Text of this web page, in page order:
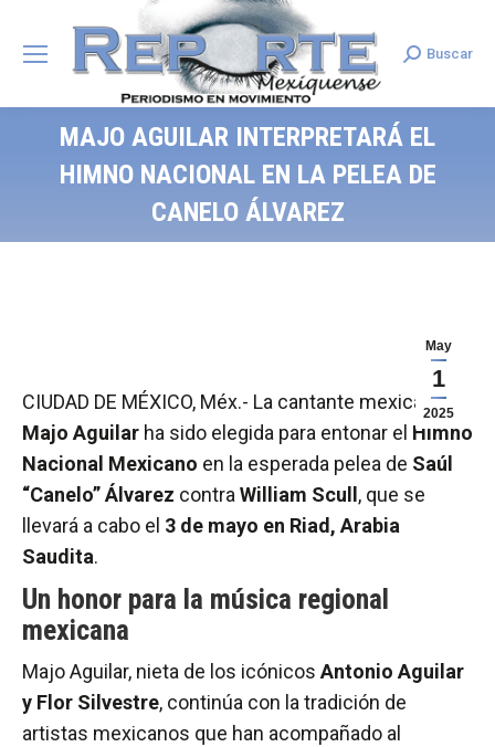
Search:
Buscar
MAJO AGUILAR INTERPRETARÁ EL
HIMNO NACIONAL EN LA PELEA DE
CANELO ÁLVAREZ
May
1
2025
CIUDAD DE MÉXICO, Méx.- La cantante mexicana
Majo Aguilar ha sido elegida para entonar el Himno
Nacional Mexicano en la esperada pelea de Saúl
“Canelo” Álvarez contraWilliam Scull , que se
llevará a cabo el 3 de mayo en Riad, Arabia
Saudita.
Un honor para la música regional
mexicana
Majo Aguilar, nieta de los icónicos Antonio Aguilar
y Flor Silvestre, continúa con la tradición de
artistas mexicanos que han acompañado al